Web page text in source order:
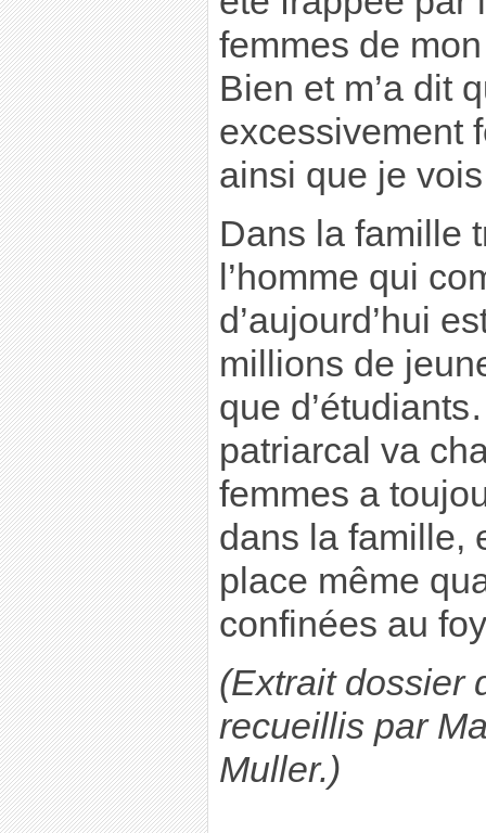
femmes de
Bien et m’a dit
excessivement
ainsi que je
Dans la famille
l’homme qui
d’aujourd’hui
millions de
que
patriarcal va
femmes a
dans la famille,
place même
confinées au
(Extrait dossier
recueillis par
Muller.)